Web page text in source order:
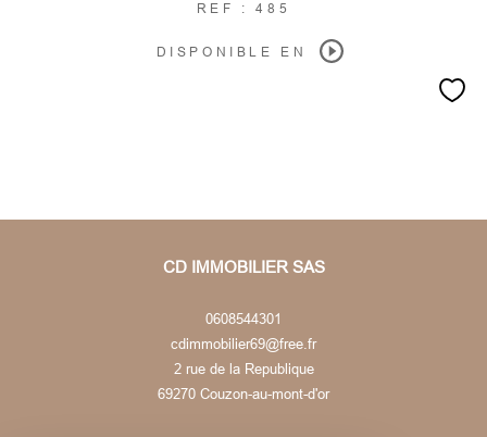
REF : 485
DISPONIBLE EN
CD IMMOBILIER SAS
0608544301
cdimmobilier69@free.fr
2 rue de la Republique
69270
couzon-au-mont-d'or